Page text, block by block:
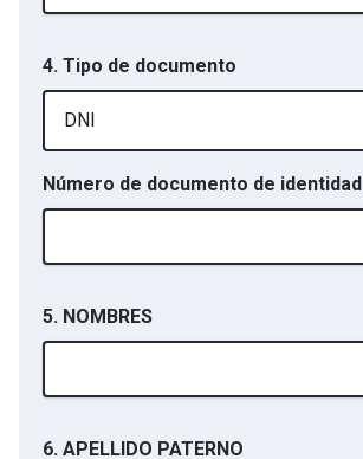
4. Tipo de documento
DNI
Número de documento de identidad
5. NOMBRES
6. APELLIDO PATERNO